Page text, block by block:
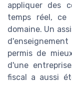
appliquer des
temps réel,
domaine. Un
permis de
d'une
fiscal a aussi